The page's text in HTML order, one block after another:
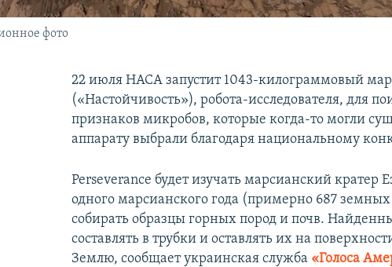
фото
22 июля НАСА запустит 1043-килограммовый
(«Настойчивость»), робота-исследователя, для
признаков микробов, которые когда-то могли
аппарату выбрали благодаря национальному
Perseverance будет изучать марсианский кратер
одного марсианского года (примерно 687
собирать образцы горных пород и почв.
составлять в трубки и оставлять их на
Землю, сообщает украинская служба «Голоса